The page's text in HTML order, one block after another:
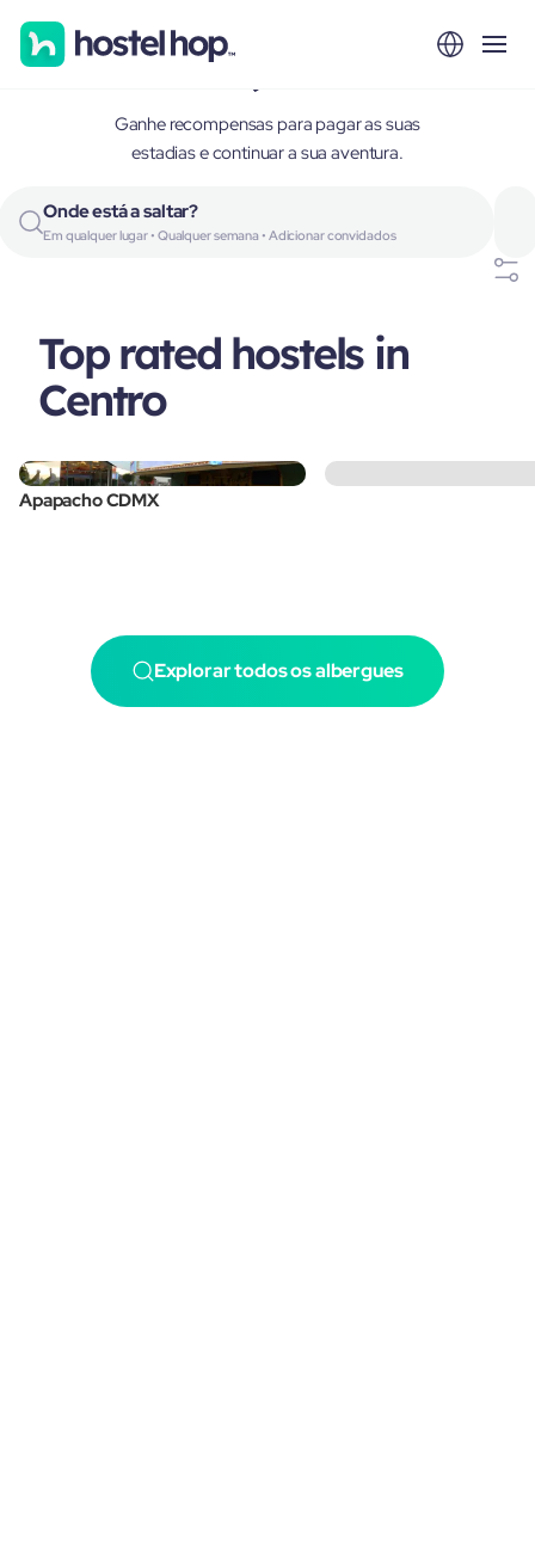
Centro, Mexico
Ganhe recompensas para pagar as suas
estadias e continuar a sua aventura.
Onde está a saltar?
Em qualquer lugar • Qualquer semana • Adicionar convidados
Top rated hostels in
Centro
Apapacho CDMX
Explorar todos os albergues